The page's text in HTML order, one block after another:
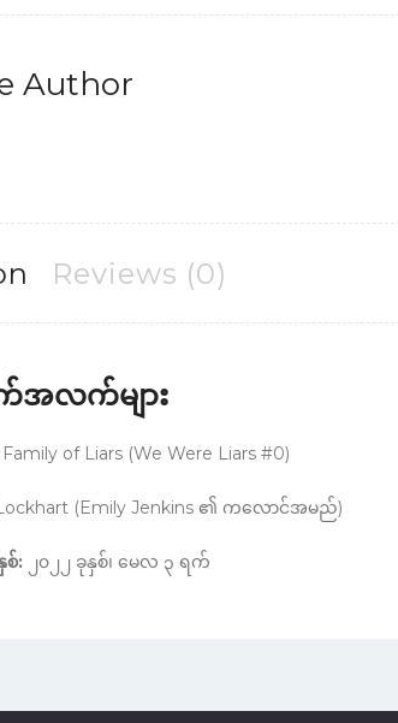
Author
Reviews (0)
အလက်များ
Family of Liars (We Were Liars #0)
(Emily Jenkins ၏ ကလောင်အမည်)
: ၂၀၂၂ ခုနှစ်၊ မေလ ၃ ရက်